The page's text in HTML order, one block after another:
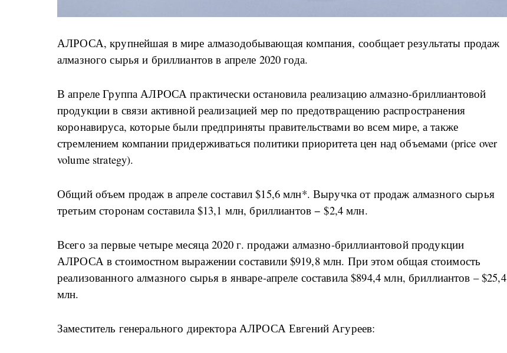
АЛРОСА, крупнейшая в мире алмазодобывающая компания, сообщает результаты продаж
алмазного сырья и бриллиантов в апреле 2020 года.
В апреле Группа АЛРОСА практически остановила реализацию алмазно-бриллиантовой
продукции в связи активной реализацией мер по предотвращению распространения
коронавируса, которые были предприняты правительствами во всем мире, а также
стремлением компании придерживаться политики приоритета цен над объемами (price over
volume strategy).
Общий объем продаж в апреле составил $15,6 млн*. Выручка от продаж алмазного сырья
третьим сторонам составила $13,1 млн, бриллиантов − $2,4 млн.
Всего за первые четыре месяца 2020 г. продажи алмазно-бриллиантовой продукции
АЛРОСА в стоимостном выражении составили $919,8 млн. При этом общая стоимость
реализованного алмазного сырья в январе-апреле составила $894,4 млн, бриллиантов – $25,4
млн.
Заместитель генерального директора АЛРОСА Евгений Агуреев: